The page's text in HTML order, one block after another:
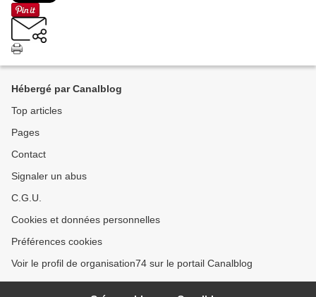
Hébergé par Canalblog
Top articles
Pages
Contact
Signaler un abus
C.G.U.
Cookies et données personnelles
Préférences cookies
Voir le profil de organisation74 sur le portail Canalblog